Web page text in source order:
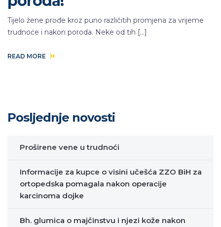
Tijelo žene prođe kroz puno različitih promjena za vrijeme
trudnoće i nakon poroda. Neke od tih […]
READ MORE
Posljednje novosti
Proširene vene u trudnoći
Informacije za kupce o visini učešća ZZO BiH za
ortopedska pomagala nakon operacije
karcinoma dojke
Bh. glumica o majčinstvu i njezi kože nakon